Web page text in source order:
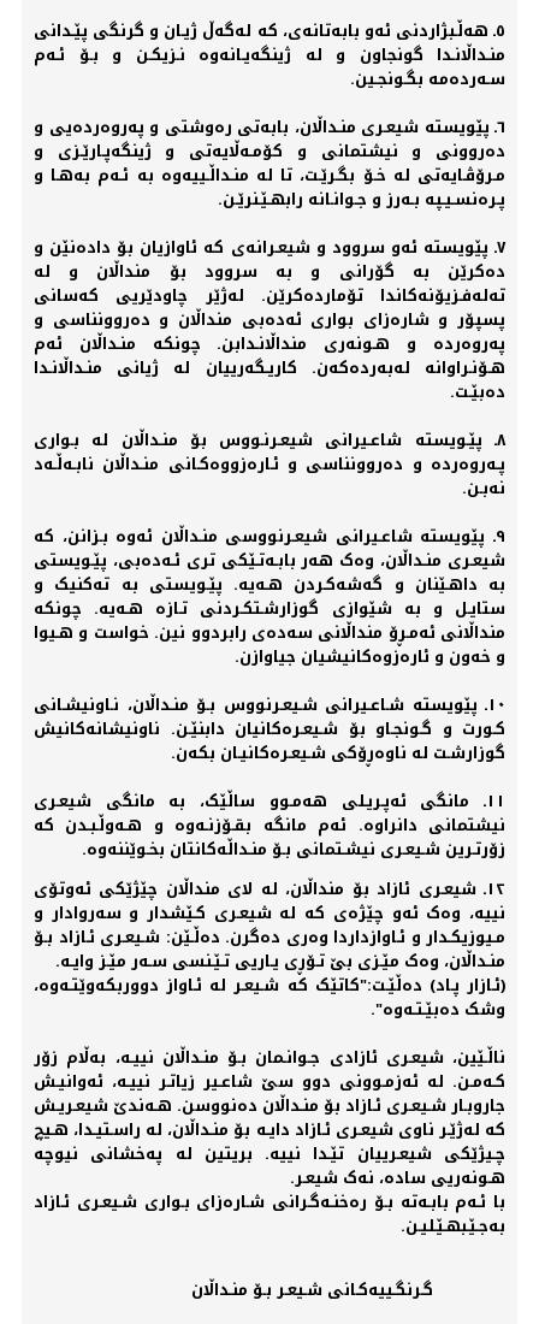
٥ـ هه‌ڵـبژاردنی ئه‌و بابه‌تانه‌ی، که‌ له‌گه‌ڵ ژیـان و گرنگی پێـدانی
منـداڵانـدا گونجاون و لە ژینگەیـانەوە نـزیکـن و بـۆ ئـەم
سـەردەمە بگـونجـین.
٦ـ پێویسته‌ شیعـری منـداڵان، بابه‌تی رەوشتی و په‌روەردەیی و
دەروونی و نیشتمانی و کۆمـەڵایه‌تی و ژینگه‌پـارێـزی و
مـرۆڤـایه‌تی له‌ خـۆ بگـرێـت، تا له‌ منـداڵـییه‌وە به‌ ئـه‌م بەهـا و
پـرەنسـیـپە بـەرز و جـوانـانە رابهـێـنرێـن.
٧ـ پێویسته‌ ئه‌و سروود و شیعـرانه‌ی که‌ ئاوازیان بۆ دادەنێن و
دەکرێن به‌ گۆرانی و بە سروود بۆ منداڵان و له‌‌
ته‌‌له‌‌فـزیۆنەکاندا تۆماردەکرێن. له‌ژێر چاودێریی که‌سانی
پسپۆر و شارەزای بواری ئه‌دەبی منداڵان و دەروونناسی و
په‌روەردە و هـونه‌ری منداڵانـدابن. چونکه‌ منـداڵان ئه‌م
هـۆنـراوانه‌ له‌به‌ردەکه‌ن. کاریـگه‌رییان له‌ ژیانی منـداڵانـدا
دەبێـت.
٨ـ پێـویسته‌ شاعـیرانی شیعـرنـووس بۆ منـداڵان له‌‌ بـواری
پـه‌روەردە و دەروونناسی و ئـارەزووەکـانی منـداڵان نابـەڵـەد
نەبـن.
٩ـ پێویسته‌ شاعـیرانی شیعـرنووسی منـداڵان ئه‌وە بـزانن، که‌
شیعـری منـداڵان، وەک هه‌ر بابـەتـێکی تری ئـه‌دەبی، پێـویستی
به‌ داهـێنان و گه‌شەکـردن هـه‌یه‌. پێـویستی به‌ ته‌کنیک و
ستایـل و به‌ شێوازی گوزارشـتکـردنی تـازە هـه‌یه‌. چونکە
منداڵانی ئەمـڕۆ منداڵانی سەدەی رابردوو نین. خواست و هـیوا
و خەون و ئارەزوەکانیشیان جیاوازن.
١٠ـ پێویسته‌ شـاعـیرانی شـیعـرنووس بـۆ منـداڵان، نـاونیشـانی
کـورت و گـونجـاو بۆ شـیعـرەکانیان دابنێـن. ناونیشانه‌کانیش
گوزارشـت له‌ ناوەڕۆکی شـیعـرەکانیـان بکه‌ن.
١١ـ مانگی ئه‌پـریـلی هه‌مـوو ساڵێک، به‌ مانگی شیعـری
نیشتمانی دانراوە. ئه‌م مانگه‌ بقـۆزنـه‌وە و هـه‌وڵـبـدن که‌
زۆرتـرین شـیعـری نیشـتمانی بـۆ منـداڵه‌کانتان بخـوێننه‌وە.
١٢ـ شیعـری ئازاد بۆ منداڵان، له‌ لای منداڵان چێژێکی ئەوتۆی
نییە، وەک ئەو چێژەی کە له‌ شیعـری کـێشدار و سه‌روادار و
مـیوزیکـدار و ئـاوازداردا وەری دەگرن. دەڵـێن: شـیعـری ئـازاد بـۆ
منـداڵان، وەک مێـزی بێ تـۆڕی یـاریی تـێـنسی سـه‌ر مێـز وایـه‌.
(ئـازار پـاد) دەڵێـت:"کاتێک کە شـیعـر لە ئـاواز دووربکەوێتـەوە،
وشک دەبێـتـەوە".
ناڵـێین، شیعـری ئازادی جـوانـمان بـۆ منـداڵان نییـە، بەڵام زۆر
کـەمـن. لە ئەزمـوونی دوو سێ شاعـیر زیاتـر نییـە، ئەوانیـش
جاروبـار شـیعـری ئـازاد بۆ منـداڵان دەنووسن. هـەندێ شیعـریـش
کە لەژێـر ناوی شیعـری ئـازاد دایـە بۆ منـداڵان، لە راسـتیـدا، هـیچ
چـیژێکی شیعـرییان تێـدا نییە. بریتین لە پەخشانی نیوچە
هـونەریی سادە، نەک شیعـر.
با ئـەم بابـەتە بـۆ رەخنـەگـرانی شـارەزای بـواری شـیعـری ئـازاد
بەجـێـبهـێـلیـن.
گـرنگـییه‌کـانی شـیعـر بـۆ منـداڵان